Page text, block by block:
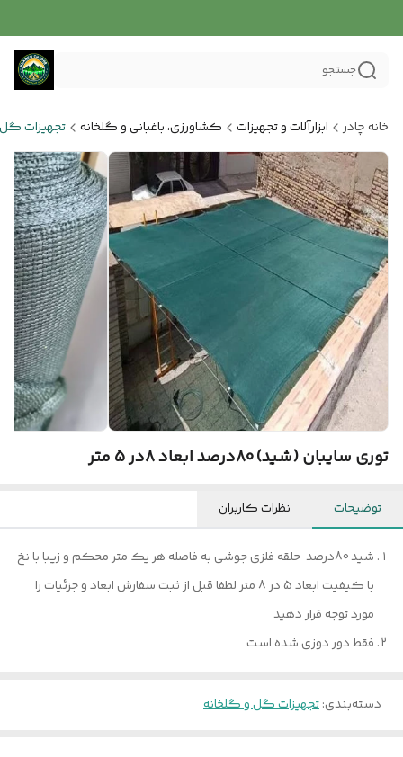
جستجو
خانه چادر ابزارآلات و تجهیزات کشاورزی، باغبانی و گلخانه تجهیزات
توری سایبان (شید) 80درصد ابعاد 8در 5 متر
توضیحات نظرات کاربران
شید 80درصد حلقه فلزی جوشی به فاصله هر یک متر محکم و زیبا با نخ
با کیفیت ابعاد 5 در 8 متر لطفا قبل از ثبت سفارش ابعاد و جزئیات را
مورد توجه قرار دهید
فقط دور دوزی شده است
دسته‌بندی:تجهیزات گل و گلخانه‌